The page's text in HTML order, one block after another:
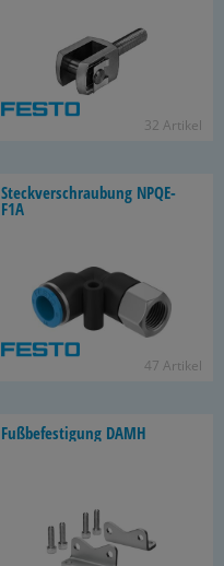
32 Ar­ti­kel
Steck­ver­schrau­bung NPQE-​
F1A
47 Ar­ti­kel
Fuß­be­fes­ti­gung DAMH